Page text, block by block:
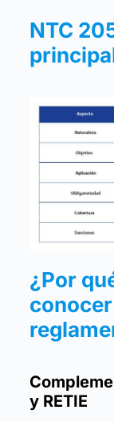
NTC
¿Por
y RETIE